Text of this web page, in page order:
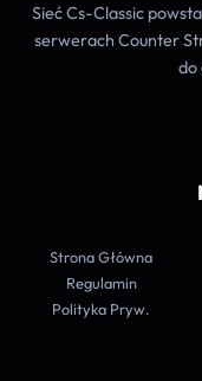
Sieć Cs-Classic
serwerach Counter
do
Strona Główna
Regulamin
Polityka Pryw.